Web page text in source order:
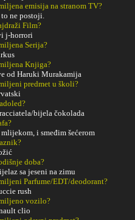
emisija na stranom TV?
ne postoji.
Film?
j-horrori
Serija?
Knjiga?
od Haruki Murakamija
predmet u školi?
bijela čokolada
mlijekom, i smeđim šećerom
doba?
sa jeseni na zimu
Parfume/EDT/deodorant?
rush
vozilo?
clio